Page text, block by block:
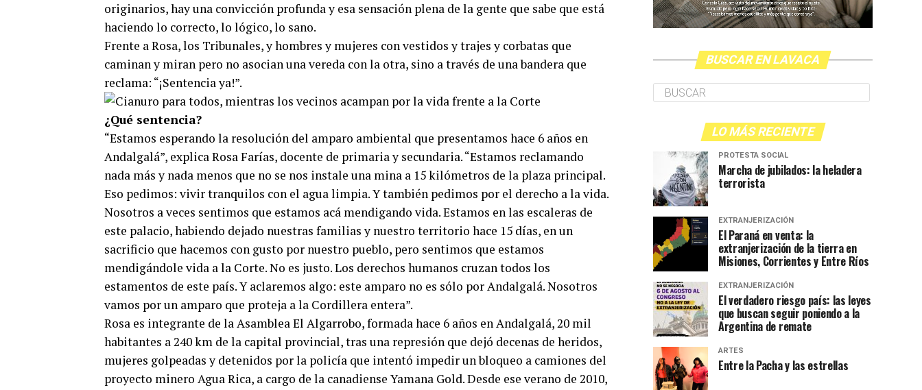
originarios, hay una convicción profunda y esa sensación plena de la gente que sabe que está
haciendo lo correcto, lo lógico, lo sano.
Frente a Rosa, los Tribunales, y hombres y mujeres con vestidos y trajes y corbatas que
caminan y miran pero no asocian una vereda con la otra, sino a través de una bandera que
reclama: “¡Sentencia ya!”.
¿Qué sentencia?
“Estamos esperando la resolución del amparo ambiental que presentamos hace 6 años en
Andalgalá”, explica Rosa Farías, docente de primaria y secundaria. “Estamos reclamando
nada más y nada menos que no se nos instale una mina a 15 kilómetros de la plaza principal.
Eso pedimos: vivir tranquilos con el agua limpia. Y también pedimos por el derecho a la vida.
Nosotros a veces sentimos que estamos acá mendigando vida. Estamos en las escaleras de
este palacio, habiendo dejado nuestras familias y nuestro territorio hace 15 días, en un
sacrificio que hacemos con gusto por nuestro pueblo, pero sentimos que estamos
mendigándole vida a la Corte. No es justo. Los derechos humanos cruzan todos los
estamentos de este país. Y aclaremos algo: este amparo no es sólo por Andalgalá. Nosotros
vamos por un amparo que proteja a la Cordillera entera”.
Rosa es integrante de la Asamblea El Algarrobo, formada hace 6 años en Andalgalá, 20 mil
habitantes a 240 km de la capital provincial, tras una represión que dejó decenas de heridos,
mujeres golpeadas y detenidos por la policía que intentó impedir un bloqueo a camiones del
proyecto minero Agua Rica, a cargo de la canadiense Yamana Gold. Desde ese verano de 2010,
BUSCAR EN LAVACA
LO MÁS RECIENTE
PROTESTA SOCIAL
Marcha de jubilados: la heladera
terrorista
EXTRANJERIZACIÓN
El Paraná en venta: la
extranjerización de la tierra en
Misiones, Corrientes y Entre Ríos
EXTRANJERIZACIÓN
El verdadero riesgo país: las leyes
que buscan seguir poniendo a la
Argentina de remate
ARTES
Entre la Pacha y las estrellas